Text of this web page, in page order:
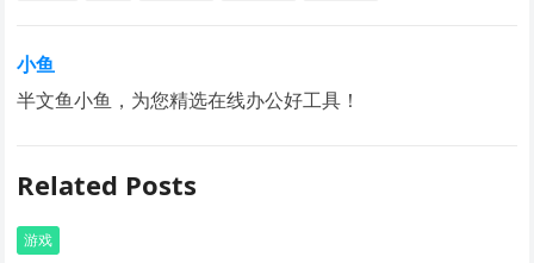
小鱼
半文鱼小鱼，为您精选在线办公好工具！
Related Posts
游戏